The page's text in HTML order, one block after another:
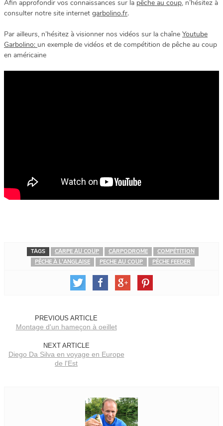
Afin approfondir vos connaissances sur la pêche au coup, n’hésitez à
consulter notre site internet garbolino.fr.
Par ailleurs, n’hésitez à visionner nos vidéos sur la chaîne Youtube
Garbolino: un exemple de vidéos et de compétition de pêche au coup
en américaine
TAGS CARPE AU COUP CARPODROME
COMPÉTITION
PÊCHE À L'ANGLAISE
PECHE AU COUP PÊCHE FEEDER
PREVIOUS ARTICLE
Montage d'un hameçon à oeillet
NEXT ARTICLE
Diego Da Silva en voyage en Europe
de l'Est